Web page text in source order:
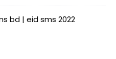
bd | eid sms 2022